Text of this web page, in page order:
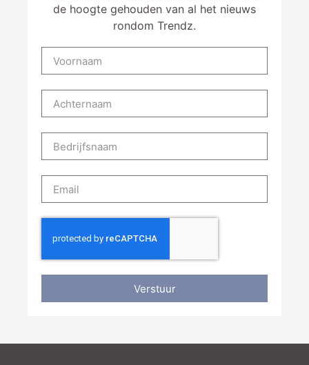
de hoogte gehouden van al het nieuws
rondom Trendz.
Verstuur